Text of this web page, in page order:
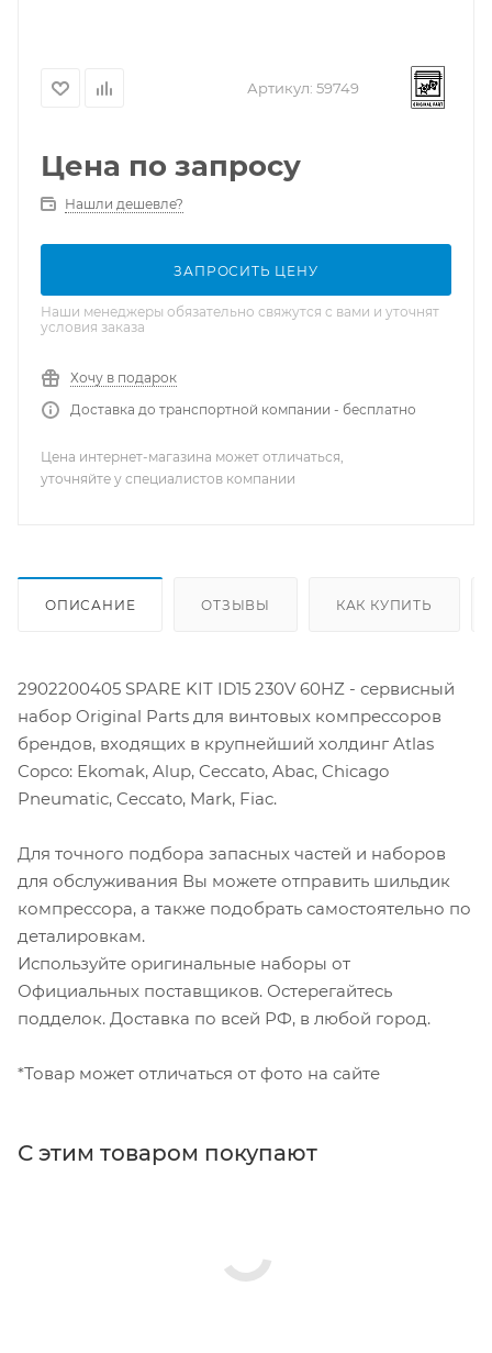
Артикул: 59749
Цена по запросу
Нашли дешевле?
ЗАПРОСИТЬ ЦЕНУ
Наши менеджеры обязательно свяжутся с вами и уточнят
условия заказа
Хочу в подарок
Доставка до транспортной компании - бесплатно
Цена интернет-магазина может отличаться,
уточняйте у специалистов компании
ОПИСАНИЕ ОТЗЫВЫ КАК КУПИТЬ
2902200405 SPARE KIT ID15 230V 60HZ - сервисный
набор Original Parts для винтовых компрессоров
брендов, входящих в крупнейший холдинг Atlas
Copco: Ekomak, Alup, Ceccato, Abac, Chicago
Pneumatic, Ceccato, Mark, Fiac.
Для точного подбора запасных частей и наборов
для обслуживания Вы можете отправить шильдик
компрессора, а также подобрать самостоятельно по
деталировкам.
Используйте оригинальные наборы от
Официальных поставщиков. Остерегайтесь
подделок. Доставка по всей РФ, в любой город.
*Товар может отличаться от фото на сайте
С этим товаром покупают